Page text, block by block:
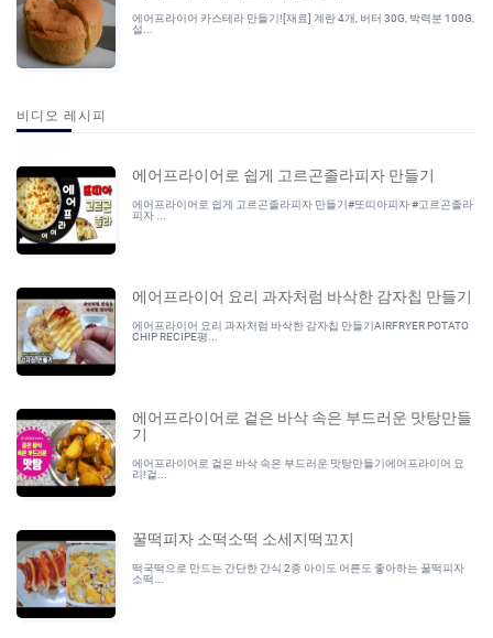
에어프라이어 카스테라 만들기![재료] 계란 4개, 버터 30G, 박력분 100G,
설...
비디오 레시피
에어프라이어로 쉽게 고르곤졸라피자 만들기
에어프라이어로 쉽게 고르곤졸라피자 만들기#또띠아피자 #고르곤졸라
피자 ...
에어프라이어 요리 과자처럼 바삭한 감자칩 만들기
에어프라이어 요리 과자처럼 바삭한 감자칩 만들기AIRFRYER POTATO
CHIP RECIPE평...
에어프라이어로 겉은 바삭 속은 부드러운 맛탕만들
기
에어프라이어로 겉은 바삭 속은 부드러운 맛탕만들기에어프라이어 요
리!겉...
꿀떡피자 소떡소떡 소세지떡꼬지
떡국떡으로 만드는 간단한 간식 2종 아이도 어른도 좋아하는 꿀떡피자
소떡...